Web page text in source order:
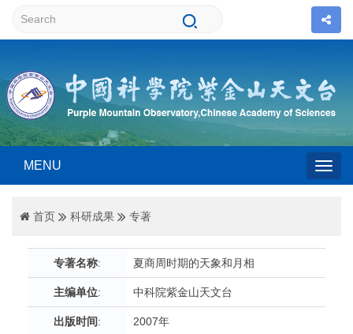
MENU
首页 科研成果 专著
专著名称: 夏商周时期的天象和月相
主编单位: 中科院紫金山天文台
出版时间: 2007年